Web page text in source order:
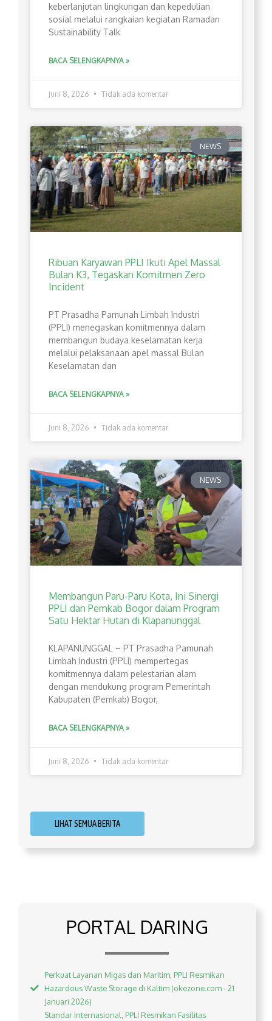
keberlanjutan lingkungan dan kepedulian
sosial melalui rangkaian kegiatan Ramadan
Sustainability Talk
BACA SELENGKAPNYA »
Juni 8, 2026 Tidak ada komentar
NEWS
Ribuan Karyawan PPLI Ikuti Apel Massal
Bulan K3, Tegaskan Komitmen Zero
Incident
PT Prasadha Pamunah Limbah Industri
(PPLI) menegaskan komitmennya dalam
membangun budaya keselamatan kerja
melalui pelaksanaan apel massal Bulan
Keselamatan dan
BACA SELENGKAPNYA »
Juni 8, 2026 Tidak ada komentar
NEWS
Membangun Paru-Paru Kota, Ini Sinergi
PPLI dan Pemkab Bogor dalam Program
Satu Hektar Hutan di Klapanunggal
​KLAPANUNGGAL – PT Prasadha Pamunah
Limbah Industri (PPLI) mempertegas
komitmennya dalam pelestarian alam
dengan mendukung program Pemerintah
Kabupaten (Pemkab) Bogor,
BACA SELENGKAPNYA »
Juni 8, 2026 Tidak ada komentar
LIHAT SEMUA BERITA
PORTAL DARING
Perkuat Layanan Migas dan Maritim, PPLI Resmikan
Hazardous Waste Storage di Kaltim (okezone.com - 21
Januari 2026)
Standar Internasional, PPLI Resmikan Fasilitas